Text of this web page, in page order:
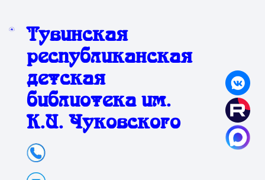
Тувинская
республиканская
детская
библиотека им.
К.И. Чуковского